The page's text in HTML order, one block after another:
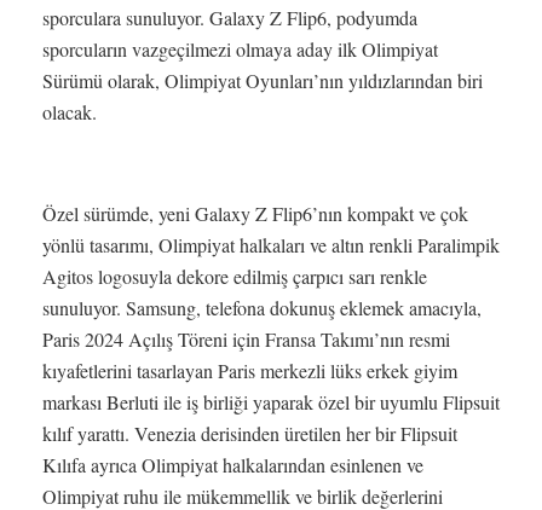
sporculara sunuluyor. Galaxy Z Flip6, podyumda
sporcuların vazgeçilmezi olmaya aday ilk Olimpiyat
Sürümü olarak, Olimpiyat Oyunları’nın yıldızlarından biri
olacak.
Özel sürümde, yeni Galaxy Z Flip6’nın kompakt ve çok
yönlü tasarımı, Olimpiyat halkaları ve altın renkli Paralimpik
Agitos logosuyla dekore edilmiş çarpıcı sarı renkle
sunuluyor. Samsung, telefona dokunuş eklemek amacıyla,
Paris 2024 Açılış Töreni için Fransa Takımı’nın resmi
kıyafetlerini tasarlayan Paris merkezli lüks erkek giyim
markası Berluti ile iş birliği yaparak özel bir uyumlu Flipsuit
kılıf yarattı. Venezia derisinden üretilen her bir Flipsuit
Kılıfa ayrıca Olimpiyat halkalarından esinlenen ve
Olimpiyat ruhu ile mükemmellik ve birlik değerlerini